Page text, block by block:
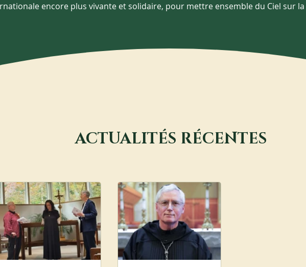
encore plus vivante et solidaire, pour mettre ensemble du Ciel sur
ACTUALITÉS RÉCENTES